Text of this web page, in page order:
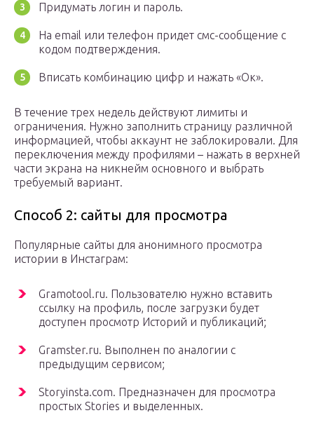
Придумать логин и пароль.
На email или телефон придет смс-сообщение с
кодом подтверждения.
Вписать комбинацию цифр и нажать «Ок».
В течение трех недель действуют лимиты и
ограничения. Нужно заполнить страницу различной
информацией, чтобы аккаунт не заблокировали. Для
переключения между профилями – нажать в верхней
части экрана на никнейм основного и выбрать
требуемый вариант.
Способ 2: сайты для просмотра
Популярные сайты для анонимного просмотра
истории в Инстаграм:
Gramotool.ru. Пользователю нужно вставить
ссылку на профиль, после загрузки будет
доступен просмотр Историй и публикаций;
Gramster.ru. Выполнен по аналогии с
предыдущим сервисом;
Storyinsta.com. Предназначен для просмотра
простых Stories и выделенных.